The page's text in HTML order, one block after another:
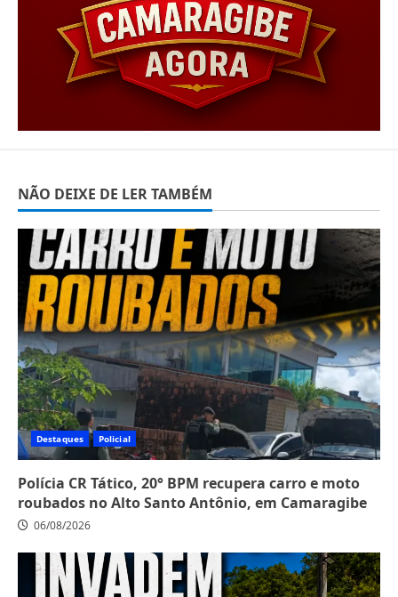
NÃO DEIXE DE LER TAMBÉM
Destaques Policial
Polícia CR Tático, 20° BPM recupera carro e moto
roubados no Alto Santo Antônio, em Camaragibe
06/08/2026